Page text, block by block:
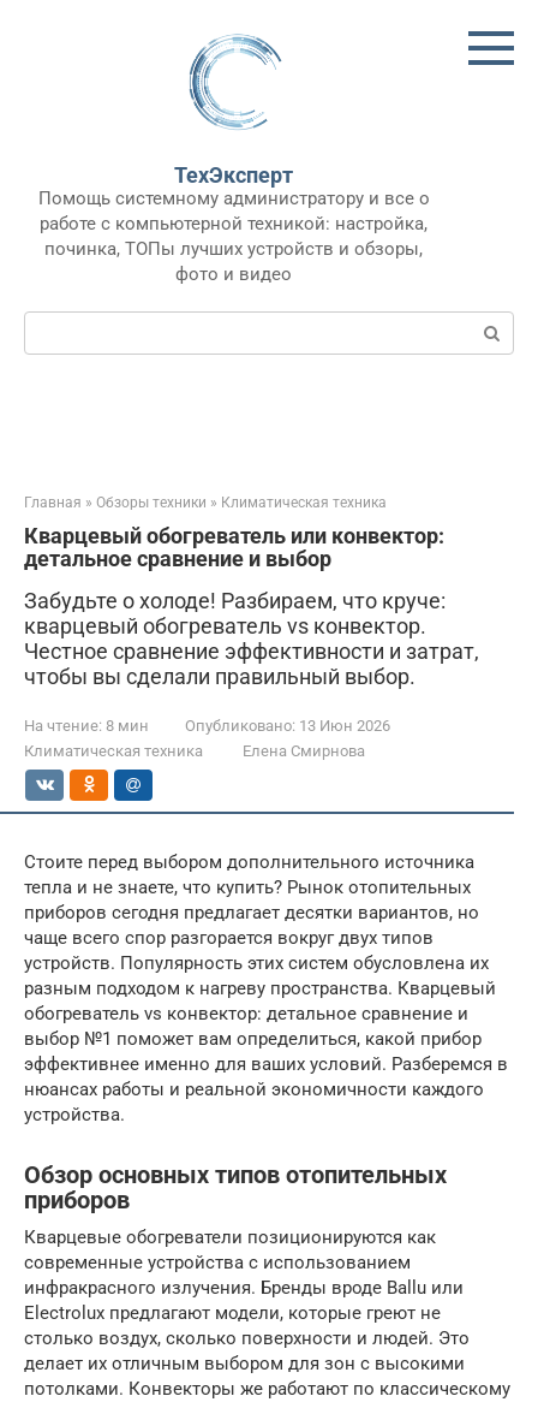
ТехЭксперт
Помощь системному администратору и все о
работе с компьютерной техникой: настройка,
починка, ТОПы лучших устройств и обзоры,
фото и видео
Поиск:
Главная » Обзоры техники » Климатическая техника
Кварцевый обогреватель или конвектор:
детальное сравнение и выбор
Забудьте о холоде! Разбираем, что круче:
кварцевый обогреватель vs конвектор.
Честное сравнение эффективности и затрат,
чтобы вы сделали правильный выбор.
На чтение: 8 мин Опубликовано: 13 Июн 2026
Климатическая техника
Елена Смирнова
Стоите перед выбором дополнительного источника
тепла и не знаете, что купить? Рынок отопительных
приборов сегодня предлагает десятки вариантов, но
чаще всего спор разгорается вокруг двух типов
устройств. Популярность этих систем обусловлена их
разным подходом к нагреву пространства. Кварцевый
обогреватель vs конвектор: детальное сравнение и
выбор №1 поможет вам определиться, какой прибор
эффективнее именно для ваших условий. Разберемся в
нюансах работы и реальной экономичности каждого
устройства.
Обзор основных типов отопительных
приборов
Кварцевые обогреватели позиционируются как
современные устройства с использованием
инфракрасного излучения. Бренды вроде Ballu или
Electrolux предлагают модели, которые греют не
столько воздух, сколько поверхности и людей. Это
делает их отличным выбором для зон с высокими
потолками. Конвекторы же работают по классическому